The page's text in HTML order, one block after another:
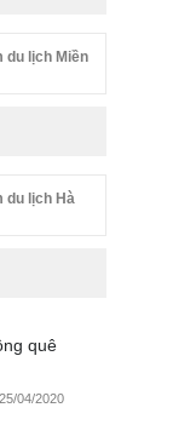
du lịch Miền
du lịch Hà
quê
25/04/2020